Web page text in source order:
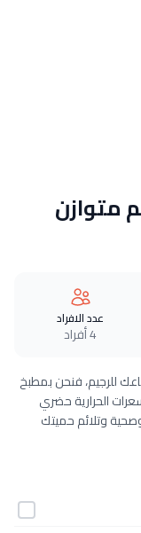
متوازن
عدد الافراد
4 أفراد
للرجيم، فنحن بمطبخ
الحرارية حضري
وتلائم حميتك